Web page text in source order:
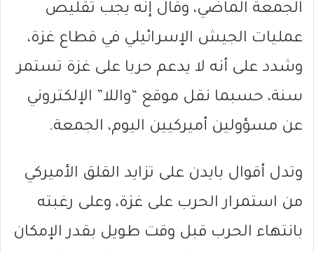
الجمعة الماضي، وقال إنه يجب تقليص
عمليات الجيش الإسرائيلي في قطاع غزة،
وشدد على أنه لا يدعم حربا على غزة تستمر
سنة، حسبما نقل موقع “واللا” الإلكتروني
عن مسؤولين أميركيين اليوم، الجمعة.
وتدل أقوال بايدن على تزايد القلق الأميركي
من استمرار الحرب على غزة، وعلى رغبته
بانتهاء الحرب قبل وقت طويل بقدر الإمكان